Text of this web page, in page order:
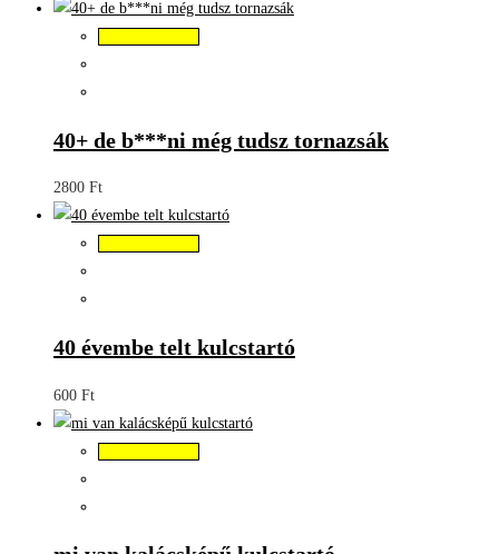
40+ de b***ni még tudsz tornazsák
2800 Ft
40 évembe telt kulcstartó
600 Ft